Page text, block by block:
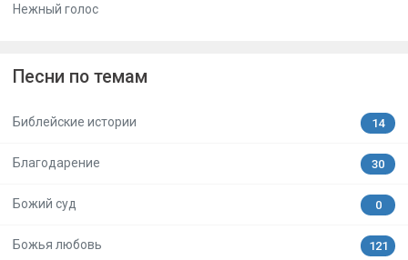
Нежный голос
Песни по темам
Библейские истории 14
Благодарение 30
Божий суд 0
Божья любовь 121